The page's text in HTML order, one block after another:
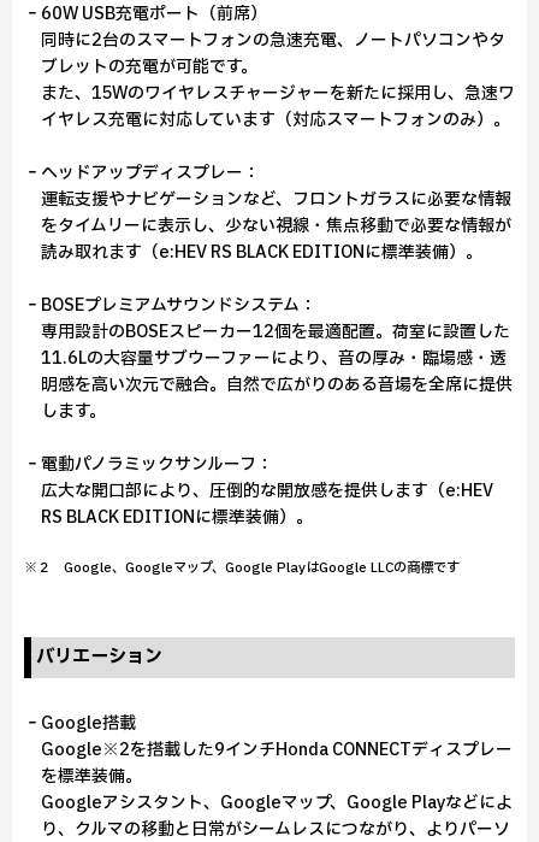
‐60W USB充電ポート（前席）
同時に2台のスマートフォンの急速充電、ノートパソコンやタ
ブレットの充電が可能です。
また、15Wのワイヤレスチャージャーを新たに採用し、急速ワ
イヤレス充電に対応しています（対応スマートフォンのみ）。
‐ヘッドアップディスプレー：
運転支援やナビゲーションなど、フロントガラスに必要な情報
をタイムリーに表示し、少ない視線・焦点移動で必要な情報が
読み取れます（e:HEV RS BLACK EDITIONに標準装備）。
‐BOSEプレミアムサウンドシステム：
専用設計のBOSEスピーカー12個を最適配置。荷室に設置した
11.6Lの大容量サブウーファーにより、音の厚み・臨場感・透
明感を高い次元で融合。自然で広がりのある音場を全席に提供
します。
‐電動パノラミックサンルーフ：
広大な開口部により、圧倒的な開放感を提供します（e:HEV
RS BLACK EDITIONに標準装備）。
※２ Google、Googleマップ、Google PlayはGoogle LLCの商標です
バリエーション
‐Google搭載
Google※2を搭載した9インチHonda CONNECTディスプレー
を標準装備。
Googleアシスタント、Googleマップ、Google Playなどによ
り、クルマの移動と日常がシームレスにつながり、よりパーソ